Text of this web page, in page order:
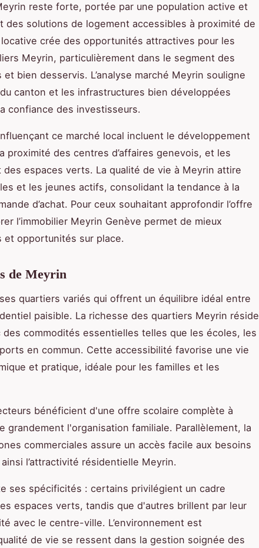
reste forte, portée par une population active et
des solutions de logement accessibles à proximité de
crée des opportunités attractives pour les
Meyrin, particulièrement dans le segment des
bien desservis. L’analyse marché Meyrin souligne
canton et les infrastructures bien développées
confiance des investisseurs.
ce marché local incluent le développement
proximité des centres d’affaires genevois, et les
espaces verts. La qualité de vie à Meyrin attire
et les jeunes actifs, consolidant la tendance à la
d’achat. Pour ceux souhaitant approfondir l’offre
l’immobilier Meyrin Genève permet de mieux
et opportunités sur place.
de Meyrin
quartiers variés qui offrent un équilibre idéal entre
paisible. La richesse des quartiers Meyrin réside
commodités essentielles telles que les écoles, les
en commun. Cette accessibilité favorise une vie
et pratique, idéale pour les familles et les
bénéficient d'une offre scolaire complète à
grandement l'organisation familiale. Parallèlement, la
commerciales assure un accès facile aux besoins
l’attractivité résidentielle Meyrin.
ses spécificités : certains privilégient un cadre
espaces verts, tandis que d'autres brillent par leur
avec le centre-ville. L’environnement est
de vie se ressent dans la gestion soignée des